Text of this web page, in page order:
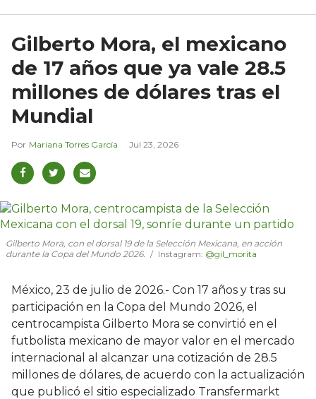
Gilberto Mora, el mexicano
de 17 años que ya vale 28.5
millones de dólares tras el
Mundial
Mariana Torres García Jul 23, 2026
Gilberto Mora, con el dorsal 19 de la Selección Mexicana, en acción
durante la Copa del Mundo 2026.
Instagram: @gil_morita
México, 23 de julio de 2026.- Con 17 años y tras su
participación en la Copa del Mundo 2026, el
centrocampista Gilberto Mora se convirtió en el
futbolista mexicano de mayor valor en el mercado
internacional al alcanzar una cotización de 28.5
millones de dólares, de acuerdo con la actualización
que publicó el sitio especializado Transfermarkt